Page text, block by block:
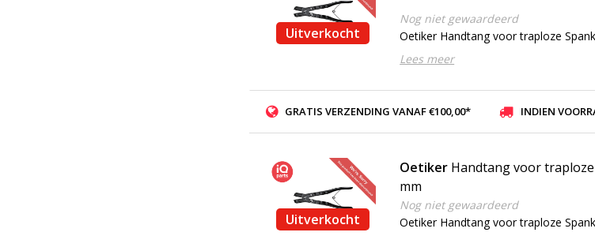
Uitverkocht
Nog niet gewaardeerd
Oetiker Handtang voor traploze
Lees meer
GRATIS VERZENDING VANAF €100,00* INDIEN VOORRADIG:
Uitverkocht
Oetiker Handtang voor
mm
Nog niet gewaardeerd
Oetiker Handtang voor traploze